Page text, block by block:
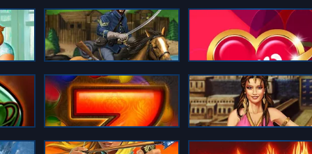
Fort Brave
Fruit Rush Gates of Persia
Great Warrior Hellfire